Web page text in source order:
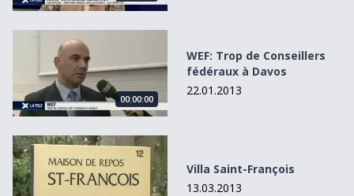
WEF: Trop de Conseillers fédéraux à Davos
00:00:00
WEF: Trop de Conseillers
fédéraux à Davos
22.01.2013
Villa Saint-François
Villa Saint-François
13.03.2013